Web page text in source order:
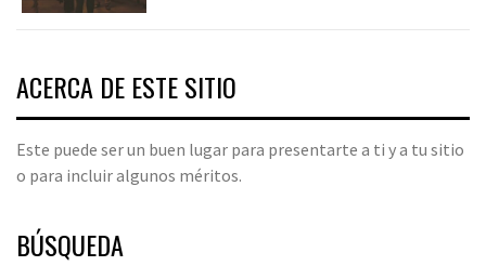
ACERCA DE ESTE SITIO
Este puede ser un buen lugar para presentarte a ti y a tu sitio
o para incluir algunos méritos.
BÚSQUEDA